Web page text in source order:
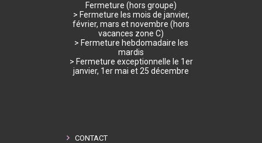
Fermeture (hors groupe)
> Fermeture les mois de janvier,
février, mars et novembre (hors
vacances zone C)
> Fermeture hebdomadaire les
mardis
> Fermeture exceptionnelle le 1er
janvier, 1er mai et 25 décembre
CONTACT